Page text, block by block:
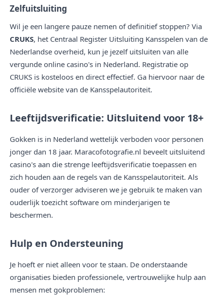
Zelfuitsluiting
Wil je een langere pauze nemen of definitief stoppen? Via
CRUKS, het Centraal Register Uitsluiting Kansspelen van de
Nederlandse overheid, kun je jezelf uitsluiten van alle
vergunde online casino's in Nederland. Registratie op
CRUKS is kosteloos en direct effectief. Ga hiervoor naar de
officiële website van de Kansspelautoriteit.
Leeftijdsverificatie: Uitsluitend voor 18+
Gokken is in Nederland wettelijk verboden voor personen
jonger dan 18 jaar. Maracofotografie.nl beveelt uitsluitend
casino's aan die strenge leeftijdsverificatie toepassen en
zich houden aan de regels van de Kansspelautoriteit. Als
ouder of verzorger adviseren we je gebruik te maken van
ouderlijk toezicht software om minderjarigen te
beschermen.
Hulp en Ondersteuning
Je hoeft er niet alleen voor te staan. De onderstaande
organisaties bieden professionele, vertrouwelijke hulp aan
mensen met gokproblemen: